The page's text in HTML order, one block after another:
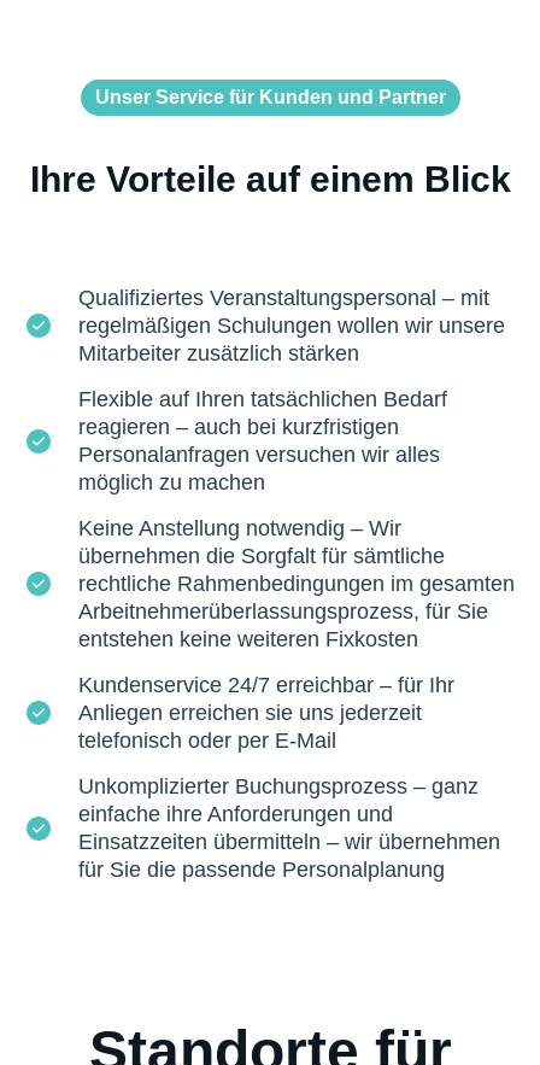
Unser Service für Kunden und Partner
Ihre Vorteile auf einem Blick
Qualifiziertes Veranstaltungspersonal – mit
regelmäßigen Schulungen wollen wir unsere
Mitarbeiter zusätzlich stärken
Flexible auf Ihren tatsächlichen Bedarf
reagieren – auch bei kurzfristigen
Personalanfragen versuchen wir alles
möglich zu machen
Keine Anstellung notwendig – Wir
übernehmen die Sorgfalt für sämtliche
rechtliche Rahmenbedingungen im gesamten
Arbeitnehmerüberlassungsprozess, für Sie
entstehen keine weiteren Fixkosten
Kundenservice 24/7 erreichbar – für Ihr
Anliegen erreichen sie uns jederzeit
telefonisch oder per E-Mail
Unkomplizierter Buchungsprozess – ganz
einfache ihre Anforderungen und
Einsatzzeiten übermitteln – wir übernehmen
für Sie die passende Personalplanung
Standorte für